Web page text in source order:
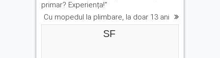
primar? Experiența!“
Cu mopedul la plimbare, la doar 13 ani
SF